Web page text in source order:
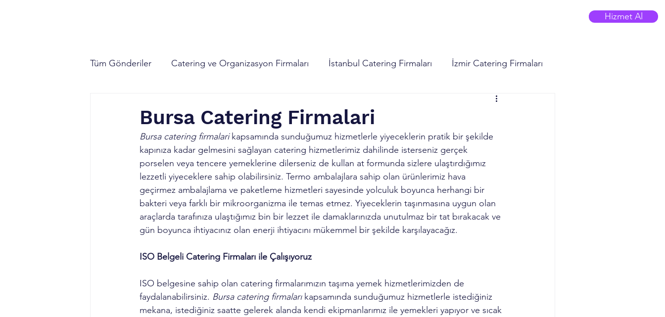
Hizmet Al
Tüm Gönderiler Catering ve Organizasyon Firmaları İstanbul Catering Firmaları İzmir Catering Firmaları
Bursa Catering Firmalari
Bursa catering firmalari kapsamında sunduğumuz hizmetlerle yiyeceklerin pratik bir şekilde
kapınıza kadar gelmesini sağlayan catering hizmetlerimiz dahilinde isterseniz gerçek
porselen veya tencere yemeklerine dilerseniz de kullan at formunda sizlere ulaştırdığımız
lezzetli yiyeceklere sahip olabilirsiniz. Termo ambalajlara sahip olan ürünlerimiz hava
geçirmez ambalajlama ve paketleme hizmetleri sayesinde yolculuk boyunca herhangi bir
bakteri veya farklı bir mikroorganizma ile temas etmez. Yiyeceklerin taşınmasına uygun olan
araçlarda tarafınıza ulaştığımız bin bir lezzet ile damaklarınızda unutulmaz bir tat bırakacak ve
gün boyunca ihtiyacınız olan enerji ihtiyacını mükemmel bir şekilde karşılayacağız.
ISO Belgeli Catering Firmaları ile Çalışıyoruz
ISO belgesine sahip olan catering firmalarımızın taşıma yemek hizmetlerimizden de
faydalanabilirsiniz. Bursa catering firmaları kapsamında sunduğumuz hizmetlerle istediğiniz
mekana, istediğiniz saatte gelerek alanda kendi ekipmanlarımız ile yemekleri yapıyor ve sıcak